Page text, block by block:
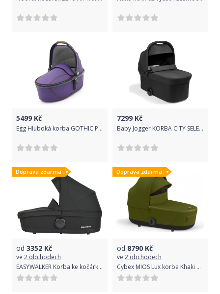
5499 Kč
Egg Hluboká korba GOTHIC PURPLE / GUN METAL rám
7299 Kč
Baby Jogger KORBA CITY SELECT 2 DELUXE - PRIME BLACK
Doprava zdarma
od 3352 Kč
ve 2 obchodech
EASYWALKER Korba ke kočárku Harvey3 Shadow Black
Doprava zdarma
od 8790 Kč
ve 2 obchodech
Cybex MIOS Lux korba Khaki Green | khaki brown 2022